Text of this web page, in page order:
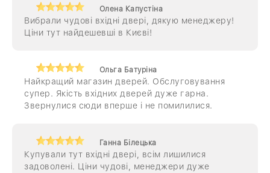
Олена Капустіна
Вибрали чудові вхідні двері, дякую менеджеру!
Ціни тут найдешевші в Києві!
Ольга Батуріна
Найкращий магазин дверей. Обслуговування
супер. Якість вхідних дверей дуже гарна.
Звернулися сюди вперше і не помилилися.
Ганна Білецька
Купували тут вхідні двері, всім лишилися
задоволені. Ціни чудові, менеджери дуже